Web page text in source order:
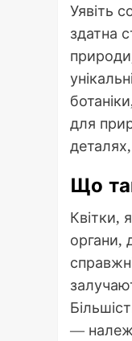
Уявіть
здатна
для
Що
Квітки,
органи,
—